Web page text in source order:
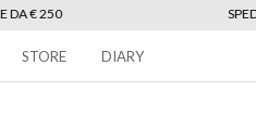
€ 250
STORE DIARY